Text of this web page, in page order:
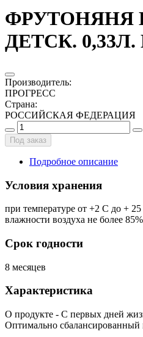
ФРУТОНЯНЯ
ДЕТСК. 0,33Л.
Производитель:
ПРОГРЕСС
Страна:
РОССИЙСКАЯ ФЕДЕРАЦИЯ
Под заказ
Подробное описание
Условия хранения
при температуре от +2 С до +
влажности воздуха не более
Срок годности
8 месяцев
Характеристика
О продукте - С первых дней
Оптимально сбалансированный